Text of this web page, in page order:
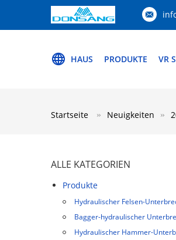
HAUS PRODUKTE VR
Startseite Neuigkeiten
ALLE KATEGORIEN
Produkte
Hydraulischer Felsen-
Bagger-hydraulischer
Hydraulischer Hammer-